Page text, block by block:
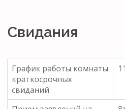
Свидания
График работы комнаты
краткосрочных
свиданий